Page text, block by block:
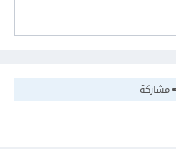
مشاركة